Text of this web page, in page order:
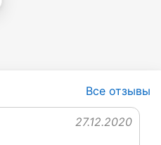
Все отзывы
27.12.2020